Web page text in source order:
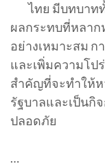
ไทย มีบทบาท
ผลกระทบที่หลาก
อย่างเหมาะสม ก
และเพิ่มความโป
สำคัญที่จะทำให้ห
รัฐบาลและเป็นกิ
ปลอดภัย
…